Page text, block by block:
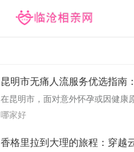
昆明市无痛人流服务优选指南
与专业建议
在昆明市，面对意外怀孕或因健康
妊娠的女性，选择一家专业、安全
数据与用户反馈，为您详细解析昆
哪家好
香格里拉到大理的旅程：穿越